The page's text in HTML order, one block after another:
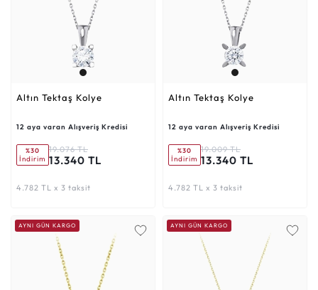
Altın Tektaş Kolye
12 aya varan Alışveriş Kredisi
%30
İndirim
19.076 TL
13.340 TL
4.782 TL x 3 taksit
Altın Tektaş Kolye
12 aya varan Alışveriş Kredisi
%30
İndirim
19.009 TL
13.340 TL
4.782 TL x 3 taksit
AYNI GÜN KARGO AYNI GÜN KARGO